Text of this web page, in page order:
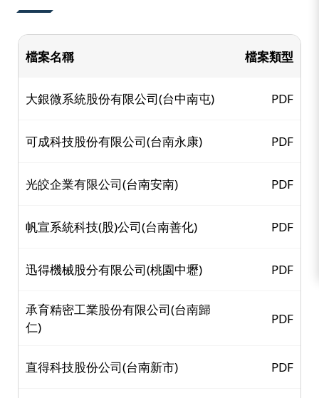
檔案名稱 檔案類型
大銀微系統股份有限公司(台中南屯) PDF
可成科技股份有限公司(台南永康) PDF
光皎企業有限公司(台南安南) PDF
帆宣系統科技(股)公司(台南善化) PDF
迅得機械股分有限公司(桃園中壢) PDF
承育精密工業股份有限公司(台南歸
仁)
PDF
直得科技股份公司(台南新市) PDF